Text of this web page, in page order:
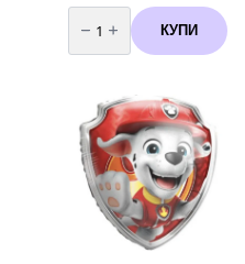
количество
за
Балони
Хром
броя/-
цвят
Shiny
Silver
33
см
КУПИ